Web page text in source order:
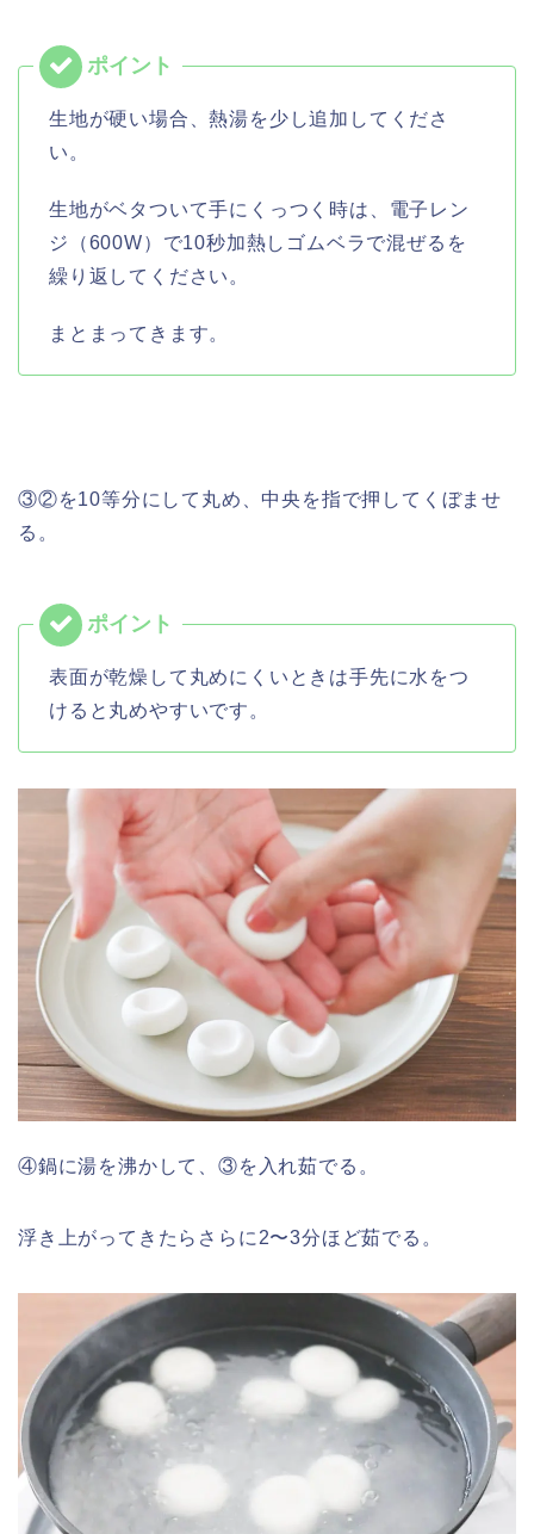
生地が硬い場合、熱湯を少し追加してくださ
い。
生地がベタついて手にくっつく時は、電子レン
ジ（600W）で10秒加熱しゴムベラで混ぜるを
繰り返してください。
まとまってきます。
③②を10等分にして丸め、中央を指で押してくぼませ
る。
表面が乾燥して丸めにくいときは手先に水をつ
けると丸めやすいです。
④鍋に湯を沸かして、③を入れ茹でる。
浮き上がってきたらさらに2〜3分ほど茹でる。